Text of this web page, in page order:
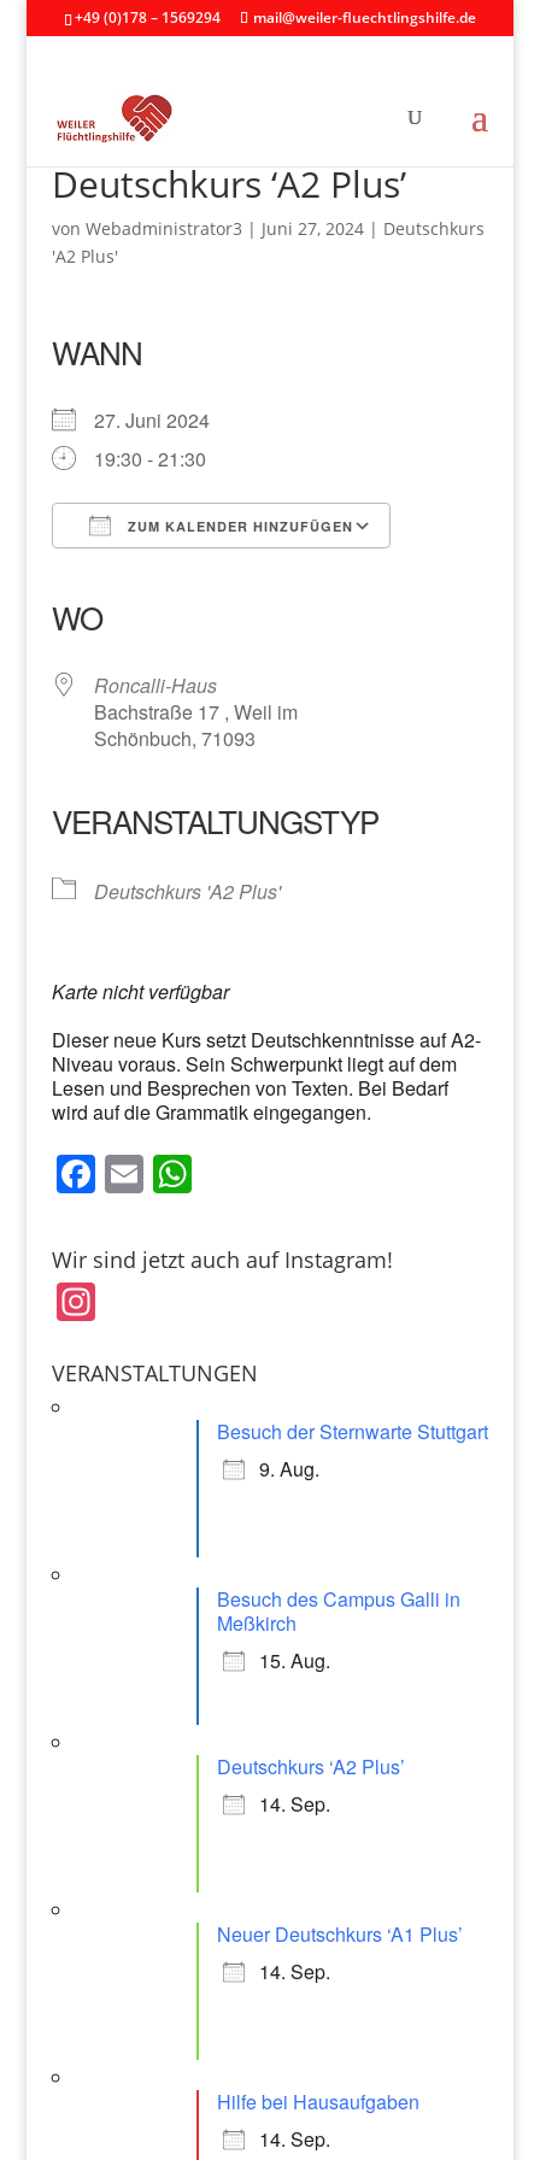
+49 (0)178 – 1569294 mail@weiler-fluechtlingshilfe.de
Deutschkurs ‘A2 Plus’
von Webadministrator3 | Juni 27, 2024| Deutschkurs
'A2 Plus'
WANN
27. Juni 2024
19:30 - 21:30
ZUM KALENDER HINZUFÜGEN
WO
Roncalli-Haus
Bachstraße 17 , Weil im
Schönbuch, 71093
VERANSTALTUNGSTYP
Deutschkurs 'A2 Plus'
Karte nicht verfügbar
Dieser neue Kurs setzt Deutschkenntnisse auf A2-
Niveau voraus. Sein Schwerpunkt liegt auf dem
Lesen und Besprechen von Texten. Bei Bedarf
wird auf die Grammatik eingegangen.
F
c
e
b
o
E
ai
l
W
at
p
Wir sind jetzt auch auf Instagram!
In
a
VERANSTALTUNGEN
Besuch der Sternwarte Stuttgart
9. Aug.
Besuch des Campus Galli in
Meßkirch
15. Aug.
Deutschkurs ‘A2 Plus’
14. Sep.
Neuer Deutschkurs ‘A1 Plus’
14. Sep.
Hilfe bei Hausaufgaben
14. Sep.